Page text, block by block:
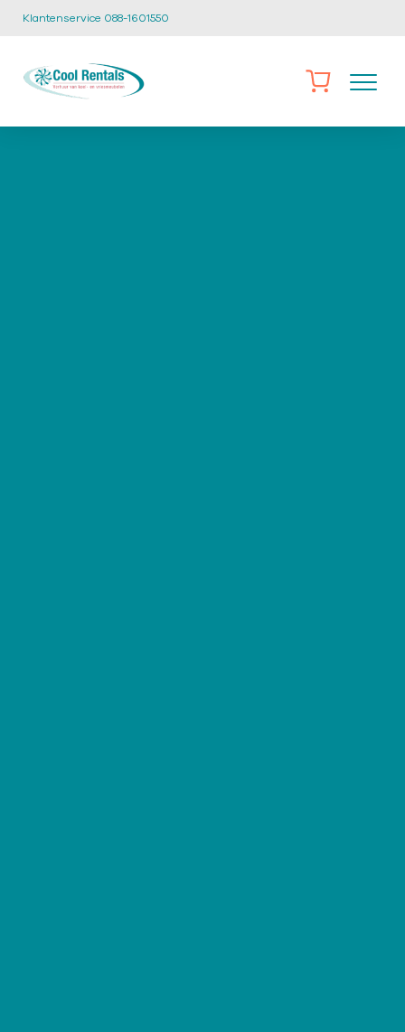
Klantenservice 088-1601550